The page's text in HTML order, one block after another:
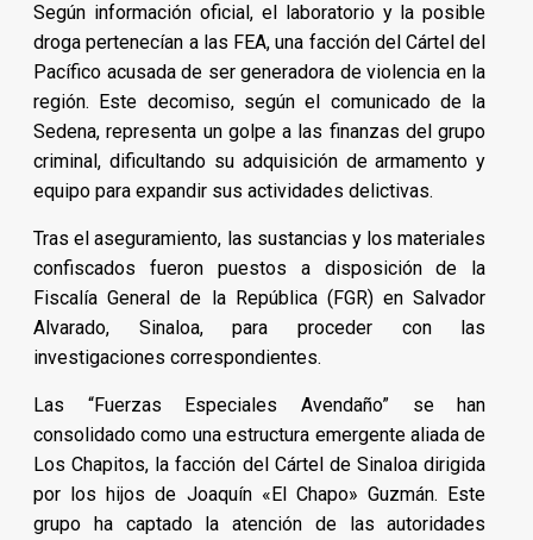
Según información oficial, el laboratorio y la posible
droga pertenecían a las FEA, una facción del Cártel del
Pacífico acusada de ser generadora de violencia en la
región. Este decomiso, según el comunicado de la
Sedena, representa un golpe a las finanzas del grupo
criminal, dificultando su adquisición de armamento y
equipo para expandir sus actividades delictivas.
Tras el aseguramiento, las sustancias y los materiales
confiscados fueron puestos a disposición de la
Fiscalía General de la República (FGR) en Salvador
Alvarado, Sinaloa, para proceder con las
investigaciones correspondientes.
Las “Fuerzas Especiales Avendaño” se han
consolidado como una estructura emergente aliada de
Los Chapitos, la facción del Cártel de Sinaloa dirigida
por los hijos de Joaquín «El Chapo» Guzmán. Este
grupo ha captado la atención de las autoridades